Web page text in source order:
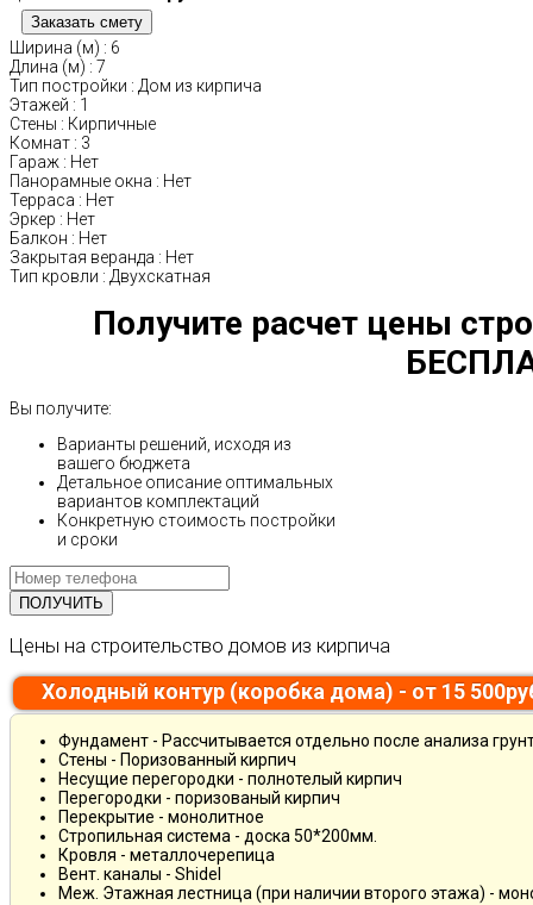
Ширина (м) : 6
Длина (м) : 7
Тип постройки : Дом из кирпича
Этажей : 1
Стены : Кирпичные
Комнат : 3
Гараж : Нет
Панорамные окна : Нет
Терраса : Нет
Эркер : Нет
Балкон : Нет
Закрытая веранда : Нет
Тип кровли : Двухскатная
Получите расчет цены
Вы получите:
Варианты решений, исходя из
вашего бюджета
Детальное описание оптимальных
вариантов комплектаций
Конкретную стоимость постройки
и сроки
Цены на строительство домов из кирпича
Холодный контур (коробка дома) - от 15
Фундамент - Рассчитывается отдельно после анализа
Стены - Поризованный кирпич
Несущие перегородки - полнотелый кирпич
Перегородки - поризованый кирпич
Перекрытие - монолитное
Стропильная система - доска 50*200мм.
Кровля - металлочерепица
Вент. каналы - Shidel
Меж. Этажная лестница (при наличии второго этажа) -